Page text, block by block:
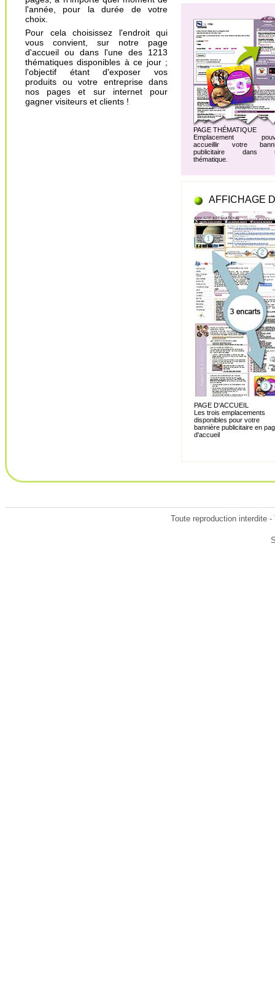
l'année, pour la durée de votre
choix.
Pour cela choisissez l'endroit qui
vous convient, sur notre page
d'accueil ou dans l'une des 1213
thématiques disponibles à ce jour ;
l'objectif étant d'exposer vos
produits ou votre entreprise dans
nos pages et sur internet pour
gagner visiteurs et clients !
PAGE THÉMATIQUE
Emplacement
accueillir votre
publicitaire dans
thématique.
AFFICHAGE
PAGE D'ACCUEIL
Les trois emplacements
disponibles pour votre
bannière publicitaire en
d'accueil
Toute reproduction interdite